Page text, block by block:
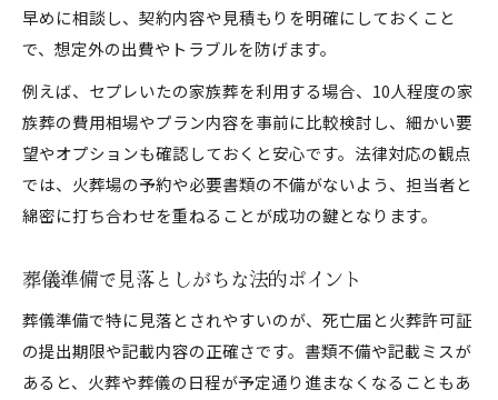
早めに相談し、契約内容や見積もりを明確にしておくこと
で、想定外の出費やトラブルを防げます。
例えば、セプレいたの家族葬を利用する場合、10人程度の家
族葬の費用相場やプラン内容を事前に比較検討し、細かい要
望やオプションも確認しておくと安心です。法律対応の観点
では、火葬場の予約や必要書類の不備がないよう、担当者と
綿密に打ち合わせを重ねることが成功の鍵となります。
葬儀準備で見落としがちな法的ポイント
葬儀準備で特に見落とされやすいのが、死亡届と火葬許可証
の提出期限や記載内容の正確さです。書類不備や記載ミスが
あると、火葬や葬儀の日程が予定通り進まなくなることもあ